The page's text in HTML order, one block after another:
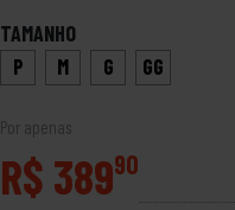
TAMANHO
P
M G GG
Por apenas
R$ 38990